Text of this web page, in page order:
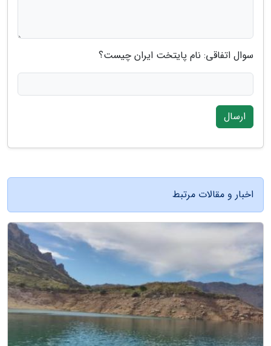
سوال اتفاقی: نام پایتخت ایران چیست؟
ارسال
اخبار و مقالات مرتبط